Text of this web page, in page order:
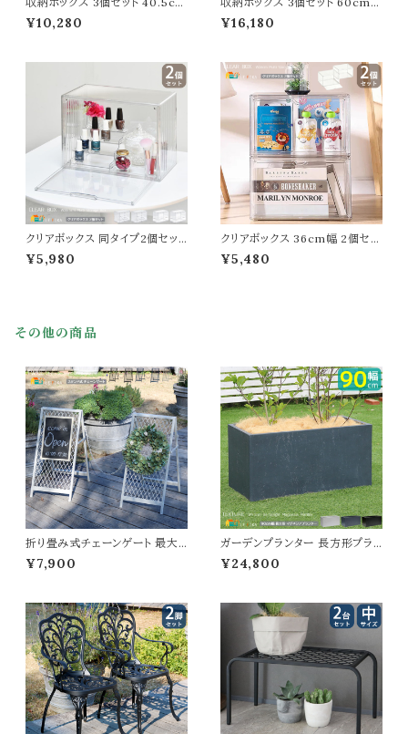
幅 ホワイト スタッキングボックス
収納ボックス リビング収納 扉付
すめ おしゃれ 北欧 スタイリッシ
ュ キャスター付き収納ボックス
積み重ね可能 スタックボックス
省スペース収納
¥10,280
ホワイト スタッキングボックス 収
納ボックス リビング収納 扉付き
め おしゃれ 北欧 スタイリッシュ
キャスター付き収納ボックス 積
み重ね可能 省スペース収納 ス
タックボックス 収納
¥16,180
クリアボックス 同タイプ2個セット
ステージタイプ ラダータイプ 階
段タイプ 棚板タイプ 透明収納ボ
アクセサリー収納 フィギュアケー
¥5,980
クリアボックス 36cm幅 2個セッ
ト 透明収納ボックス 透明な収納
箱 ディスプレイ収納 ディスプレ
¥5,480
その他の商品
折り畳み式チェーンゲート 最大1
55cm幅 マットブラック ブルーグ
レー アイボリーホワイト 自立式ゲ
ート 最大幅155cm 奥行51cm
高さ64.5cm おすすめ おしゃれ
折り畳み収納 コンパクト 分割可
能 駐輪場ゲート
¥7,900
ガーデンプランター 長方形プラ
ンター 90cm幅 ホワイト ブラッ
ク グレー 白 黒 灰色 植木鉢 鉢
ダン スタイリッシュ コンクリート
風 石調 庭のプランター ガーデ
ニング 観葉植物 果物 野菜 園芸
家庭菜園 水抜き穴付
¥24,800